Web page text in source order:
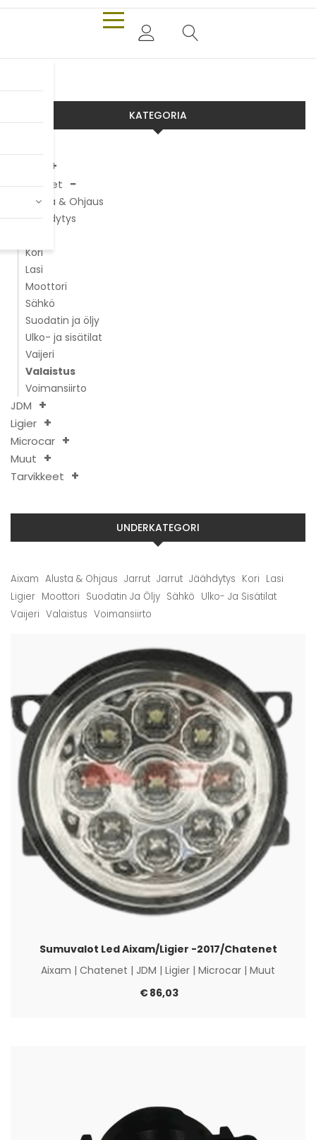
KATEGORIA
Chatenet
Alusta & Ohjaus
Jäähdytys
Kori
Lasi
Moottori
Sähkö
Suodatin ja öljy
Ulko- ja sisätilat
Vaijeri
Valaistus
Voimansiirto
JDM
Ligier
Microcar
Muut
Tarvikkeet
UNDERKATEGORI
Aixam Alusta & Ohjaus Jarrut Jarrut Jäähdytys Kori Lasi
Ligier Moottori Suodatin Ja Öljy Sähkö Ulko- Ja Sisätilat
Vaijeri Valaistus Voimansiirto
Sumuvalot Led Aixam/Ligier -2017/Chatenet
Aixam | Chatenet | JDM | Ligier | Microcar | Muut
€86,03